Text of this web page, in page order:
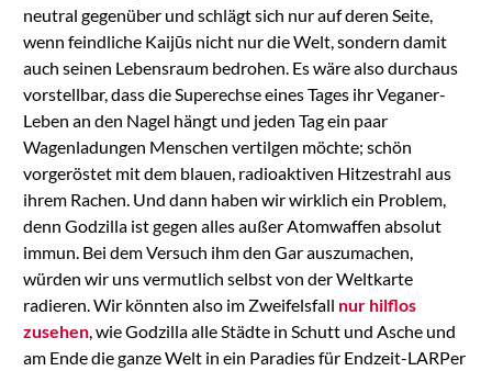
neutral gegenüber und schlägt sich nur auf deren Seite,
wenn feindliche Kaijūs nicht nur die Welt, sondern damit
auch seinen Lebensraum bedrohen. Es wäre also durchaus
vorstellbar, dass die Superechse eines Tages ihr Veganer-
Leben an den Nagel hängt und jeden Tag ein paar
Wagenladungen Menschen vertilgen möchte; schön
vorgeröstet mit dem blauen, radioaktiven Hitzestrahl aus
ihrem Rachen. Und dann haben wir wirklich ein Problem,
denn Godzilla ist gegen alles außer Atomwaffen absolut
immun. Bei dem Versuch ihm den Gar auszumachen,
würden wir uns vermutlich selbst von der Weltkarte
radieren. Wir könnten also im Zweifelsfall nur hilflos
zusehen, wie Godzilla alle Städte in Schutt und Asche und
am Ende die ganze Welt in ein Paradies für Endzeit-LARPer